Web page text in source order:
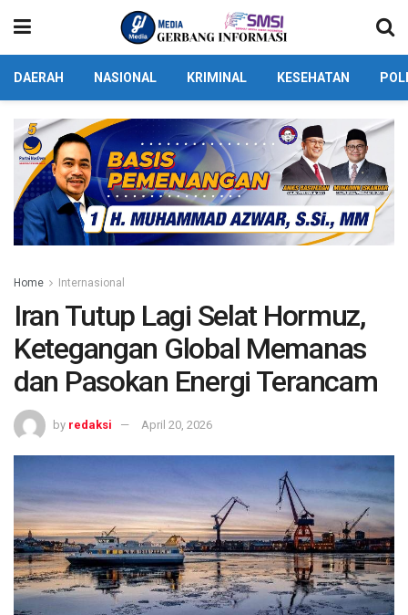
DAERAH NASIONAL KRIMINAL KESEHATAN
Home Internasional
Iran Tutup Lagi Selat Hormuz,
Ketegangan Global Memanas
dan Pasokan Energi Terancam
by redaksi April 20, 2026